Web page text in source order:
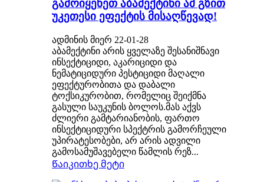
გამოიყენეთ აბამექტინი ამ გზით
უკეთესი ეფექტის მისაღწევად!
ადმინის მიერ 22-01-28
აბამექტინი არის ყველაზე შესანიშნავი
ინსექტიციდი, აკარიციდი და
ნემატიციდური პესტიციდი მაღალი
ეფექტურობითა და დაბალი
ტოქსიკურობით, რომელიც შეიქმნა
გასული საუკუნის ბოლოს.მას აქვს
ძლიერი გამტარიანობის, ფართო
ინსექტიციდური სპექტრის გამორჩეული
უპირატესობები, არ არის ადვილი
გამოსამუშავებელი წამლის რეზ...
Წაიკითხე მეტი